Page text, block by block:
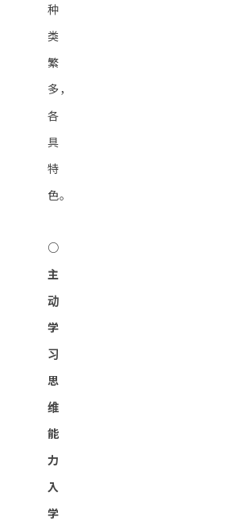
种
类
繁
多，
各
具
特
色。
○
主
动
学
习
思
维
能
力
入
学